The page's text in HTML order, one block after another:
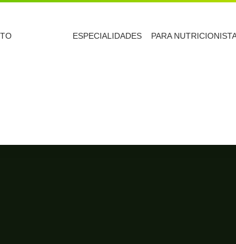
ESPECIALIDADES PARA